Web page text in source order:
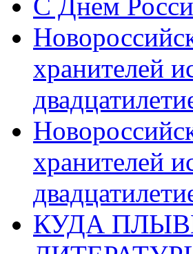
хранителей
хранителей
КУДА